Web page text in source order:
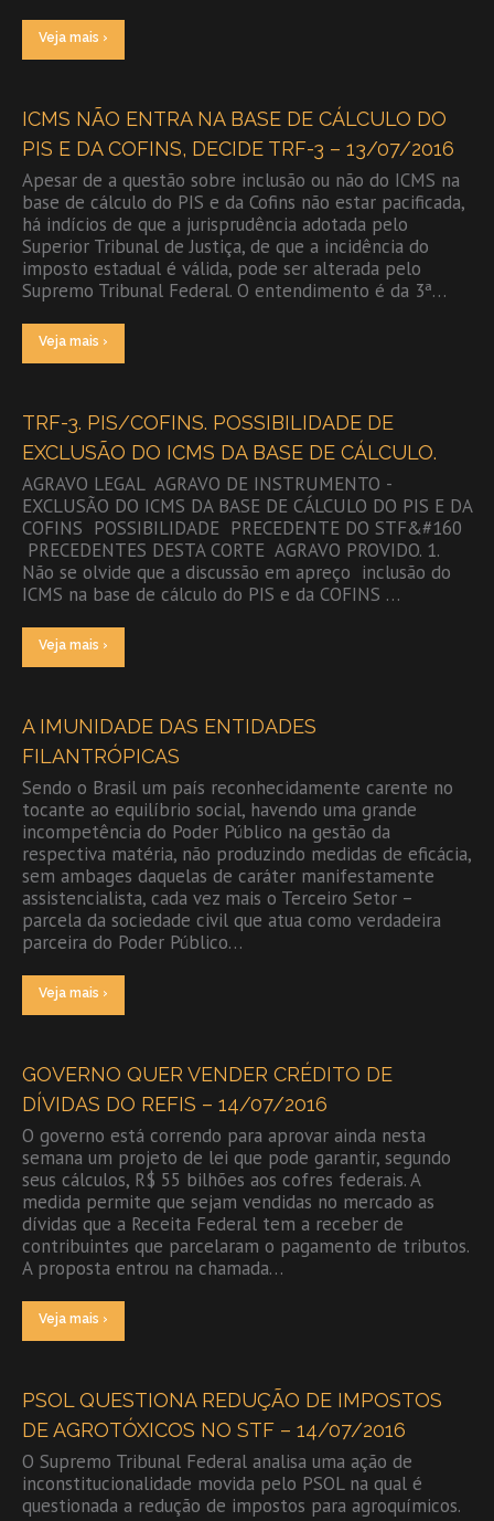
Veja mais ›
ICMS NÃO ENTRA NA BASE DE CÁLCULO DO
PIS E DA COFINS, DECIDE TRF-3 – 13/07/2016
Apesar de a questão sobre inclusão ou não do ICMS na
base de cálculo do PIS e da Cofins não estar pacificada,
há indícios de que a jurisprudência adotada pelo
Superior Tribunal de Justiça, de que a incidência do
imposto estadual é válida, pode ser alterada pelo
Supremo Tribunal Federal. O entendimento é da 3ª…
Veja mais ›
TRF-3. PIS/COFINS. POSSIBILIDADE DE
EXCLUSÃO DO ICMS DA BASE DE CÁLCULO.
AGRAVO LEGAL ­ AGRAVO DE INSTRUMENTO ­
EXCLUSÃO DO ICMS DA BASE DE CÁLCULO DO PIS E DA
COFINS ­ POSSIBILIDADE ­ PRECEDENTE DO STF&#160
­ PRECEDENTES DESTA CORTE ­ AGRAVO PROVIDO. 1.
Não se olvide que a discussão em apreço ­ inclusão do
ICMS na base de cálculo do PIS e da COFINS ­…
Veja mais ›
A IMUNIDADE DAS ENTIDADES
FILANTRÓPICAS
Sendo o Brasil um país reconhecidamente carente no
tocante ao equilíbrio social, havendo uma grande
incompetência do Poder Público na gestão da
respectiva matéria, não produzindo medidas de eficácia,
sem ambages daquelas de caráter manifestamente
assistencialista, cada vez mais o Terceiro Setor –
parcela da sociedade civil que atua como verdadeira
parceira do Poder Público…
Veja mais ›
GOVERNO QUER VENDER CRÉDITO DE
DÍVIDAS DO REFIS – 14/07/2016
O governo está correndo para aprovar ainda nesta
semana um projeto de lei que pode garantir, segundo
seus cálculos, R$ 55 bilhões aos cofres federais. A
medida permite que sejam vendidas no mercado as
dívidas que a Receita Federal tem a receber de
contribuintes que parcelaram o pagamento de tributos.
A proposta entrou na chamada…
Veja mais ›
PSOL QUESTIONA REDUÇÃO DE IMPOSTOS
DE AGROTÓXICOS NO STF – 14/07/2016
O Supremo Tribunal Federal analisa uma ação de
inconstitucionalidade movida pelo PSOL na qual é
questionada a redução de impostos para agroquímicos.